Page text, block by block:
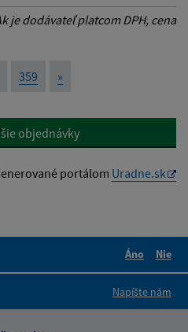
je dodávateľ platcom DPH, cena
359 »
objednávky
portálom Uradne.sk
Áno
Nie
Napíšte nám